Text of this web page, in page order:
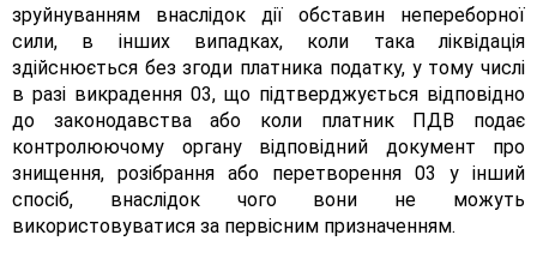
зруйнуванням внаслідок дії обставин непереборної
сили, в інших випадках, коли така ліквідація
здійснюється без згоди платника податку, у тому числі
в разі викрадення 03, що підтверджується відповідно
до законодавства або коли платник ПДВ подає
контролюючому органу відповідний документ про
знищення, розібрання або перетворення 03 у інший
спосіб, внаслідок чого вони не можуть
використовуватися за первісним призначенням.